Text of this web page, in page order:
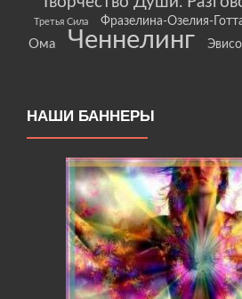
Третья Сила Фразелина-Озелия-
Ома
Ченнелинг
НАШИ БАННЕРЫ